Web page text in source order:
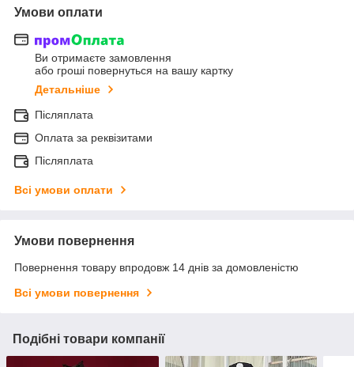
Умови оплати
Ви отримаєте замовлення
або гроші повернуться на вашу картку
Детальніше
Післяплата
Оплата за реквізитами
Післяплата
Всі умови оплати
Умови повернення
Повернення товару впродовж 14 днів за домовленістю
Всі умови повернення
Подібні товари компанії